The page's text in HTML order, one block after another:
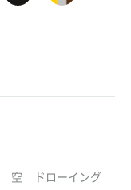
空 ドローイング